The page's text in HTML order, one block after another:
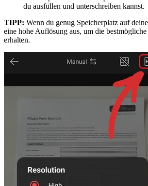
du ausfüllen und unterschreiben kannst.
TIPP: Wenn du genug Speicherplatz auf
eine hohe Auflösung aus, um die
erhalten.